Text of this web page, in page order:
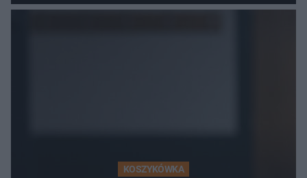
popłochu
KOSZYKÓWKA